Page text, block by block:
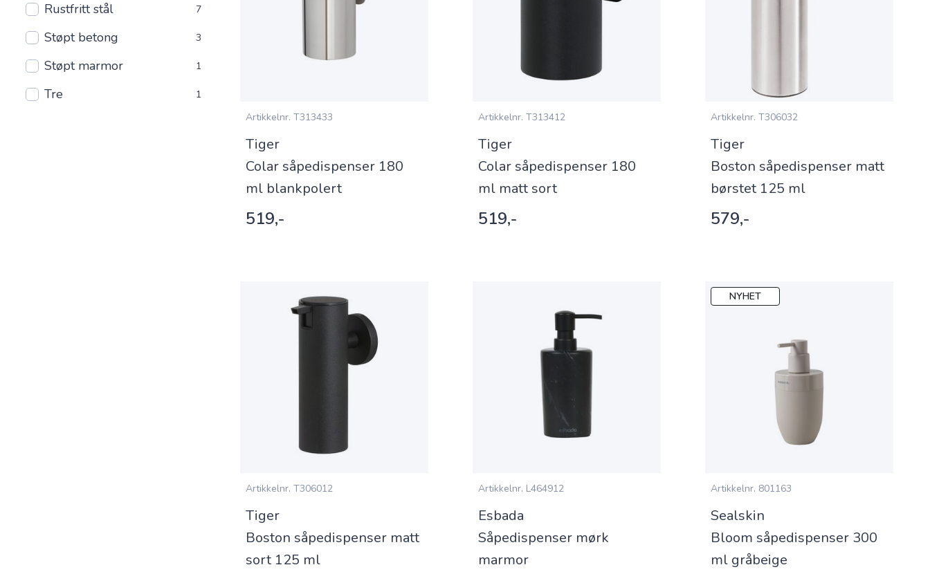
Rustfritt stål 7
Støpt betong 3
Støpt marmor 1
Tre 1
Artikkelnr. T313433
Tiger
Colar såpedispenser 180
ml blankpolert
519,-
Artikkelnr. T313412
Tiger
Colar såpedispenser 180
ml matt sort
519,-
Artikkelnr. T306032
Tiger
Boston såpedispenser matt
børstet 125 ml
579,-
Artikkelnr. T306012
Tiger
Boston såpedispenser matt
sort 125 ml
Artikkelnr. L464912
Esbada
Såpedispenser mørk
marmor
NYHET
Artikkelnr. 801163
Sealskin
Bloom såpedispenser 300
ml gråbeige